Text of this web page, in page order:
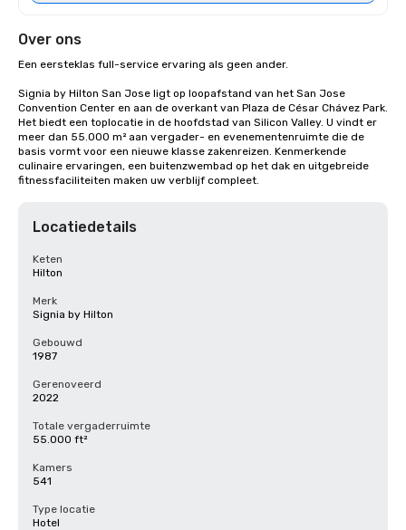
Over ons
Een eersteklas full-service ervaring als geen ander.
Signia by Hilton San Jose ligt op loopafstand van het San Jose
Convention Center en aan de overkant van Plaza de César Chávez Park.
Het biedt een toplocatie in de hoofdstad van Silicon Valley. U vindt er
meer dan 55.000 m² aan vergader- en evenementenruimte die de
basis vormt voor een nieuwe klasse zakenreizen. Kenmerkende
culinaire ervaringen, een buitenzwembad op het dak en uitgebreide
fitnessfaciliteiten maken uw verblijf compleet.
Locatiedetails
Keten
Hilton
Merk
Signia by Hilton
Gebouwd
1987
Gerenoveerd
2022
Totale vergaderruimte
55.000 ft²
Kamers
541
Type locatie
Hotel